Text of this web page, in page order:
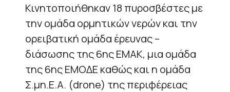
Κινητοποιήθηκαν 18 πυροσβέστες με
την ομάδα ορμητικών νερών και την
ορειβατική ομάδα έρευνας –
διάσωσης της 6ης ΕΜΑΚ, μια ομάδα
της 6ης ΕΜΟΔΕ καθώς και η ομάδα
Σ.μη.Ε.Α. (drone) της περιφέρειας